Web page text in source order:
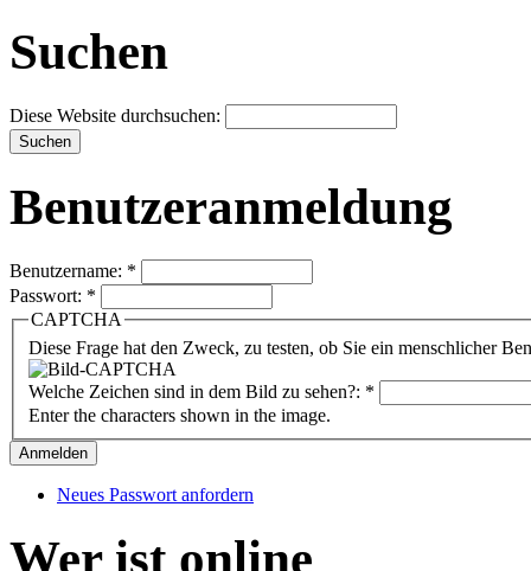
Suchen
Diese Website durchsuchen:
Benutzeranmeldung
Benutzername: *
Passwort: *
CAPTCHA
Diese Frage hat den Zweck, zu testen, ob Sie ein menschlicher
Welche Zeichen sind in dem Bild zu sehen?: *
Enter the characters shown in the image.
Neues Passwort anfordern
Wer ist online